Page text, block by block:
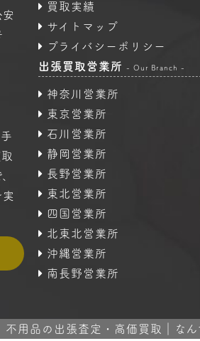
買取実績
サイトマップ
プライバシーポリシー
出張買取営業所
- Our Branch -
神奈川営業所
東京営業所
石川営業所
静岡営業所
長野営業所
東北営業所
四国営業所
北東北営業所
沖縄営業所
南長野営業所
品の出張査定・高価買取｜な